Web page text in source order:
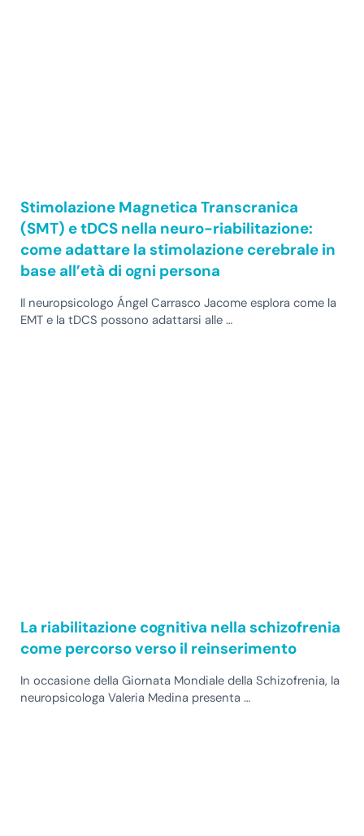
Stimolazione Magnetica Transcranica
(SMT) e tDCS nella neuro-riabilitazione:
come adattare la stimolazione cerebrale in
base all’età di ogni persona
Il neuropsicologo Ángel Carrasco Jacome esplora come la
EMT e la tDCS possono adattarsi alle …
La riabilitazione cognitiva nella schizofrenia
come percorso verso il reinserimento
In occasione della Giornata Mondiale della Schizofrenia, la
neuropsicologa Valeria Medina presenta …